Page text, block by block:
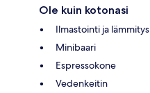
Ole kuin kotonasi
Ilmastointi ja lämmitys
Minibaari
Espressokone
Vedenkeitin